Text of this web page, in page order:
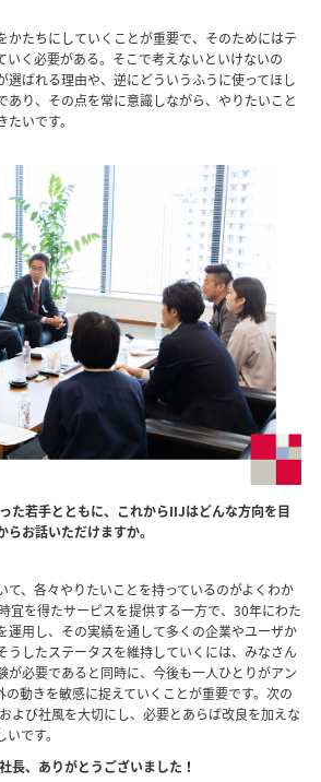
かたちにしていくことが重要で、そのためにはテ
いく必要がある。そこで考えないといけないの
選ばれる理由や、逆にどういうふうに使ってほし
あり、その点を常に意識しながら、やりたいこと
いです。
若手とともに、これからIIJはどんな方向を目
お話いただけますか。
て、各々やりたいことを持っているのがよくわか
宜を得たサービスを提供する一方で、30年にわた
運用し、その実績を通して多くの企業やユーザか
うしたステータスを維持していくには、みなさん
が必要であると同時に、今後も一人ひとりがアン
の動きを敏感に捉えていくことが重要です。次の
よび社風を大切にし、必要とあらば改良を加えな
です。
、ありがとうございました！